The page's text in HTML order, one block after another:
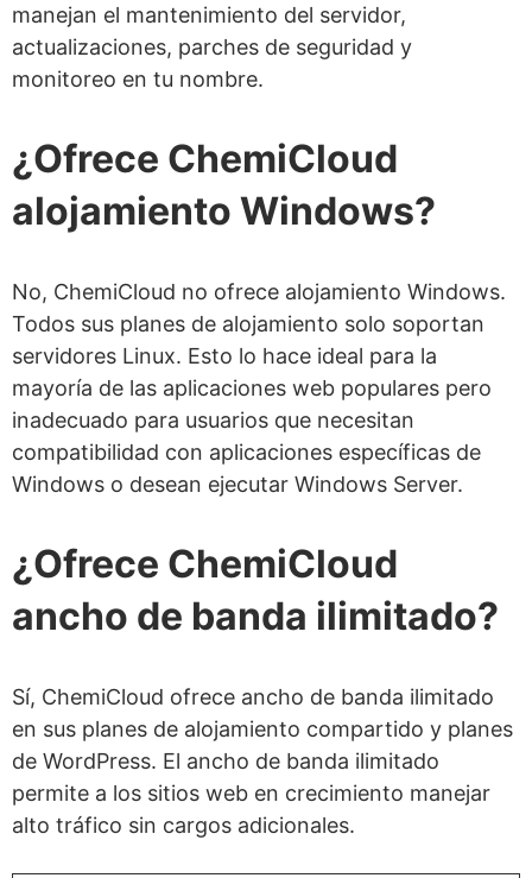
manejan el mantenimiento del servidor,
actualizaciones, parches de seguridad y
monitoreo en tu nombre.
¿Ofrece ChemiCloud
alojamiento Windows?
No, ChemiCloud no ofrece alojamiento Windows.
Todos sus planes de alojamiento solo soportan
servidores Linux. Esto lo hace ideal para la
mayoría de las aplicaciones web populares pero
inadecuado para usuarios que necesitan
compatibilidad con aplicaciones específicas de
Windows o desean ejecutar Windows Server.
¿Ofrece ChemiCloud
ancho de banda ilimitado?
Sí, ChemiCloud ofrece ancho de banda ilimitado
en sus planes de alojamiento compartido y planes
de WordPress. El ancho de banda ilimitado
permite a los sitios web en crecimiento manejar
alto tráfico sin cargos adicionales.